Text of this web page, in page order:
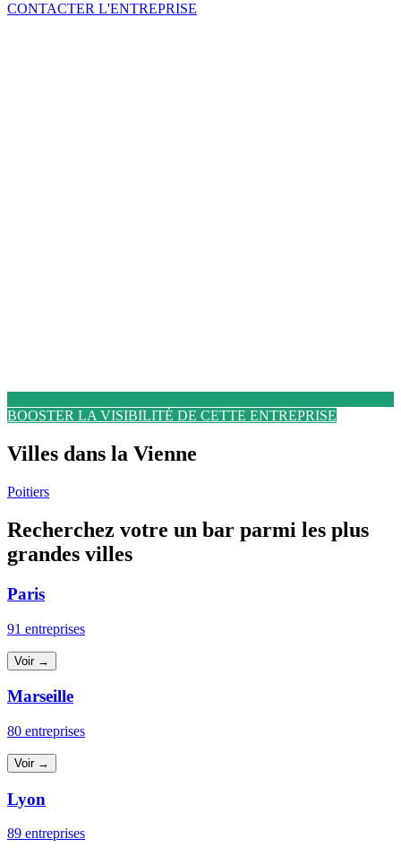
CONTACTER L'ENTREPRISE
BOOSTER LA VISIBILITÉ DE CETTE ENTREPRISE
Villes dans la Vienne
Poitiers
Recherchez votre un bar parmi les plus
grandes villes
Paris
91 entreprises
Voir →
Marseille
80 entreprises
Voir →
Lyon
89 entreprises